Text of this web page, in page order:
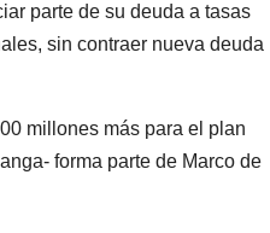
parte de su deuda a tasas
sin contraer nueva deuda
millones más para el plan
forma parte de Marco de